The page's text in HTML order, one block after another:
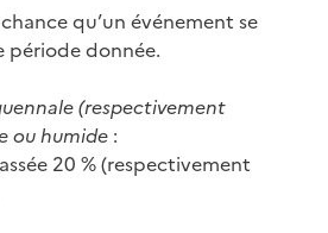
qu’un événement se
période donnée.
(respectivement
ou humide :
20 % (respectivement